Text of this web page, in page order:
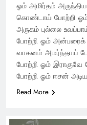
ஓம் அமிர்தம்
கொண்டாய் போற்றி
அருகம் புல்லை
போற்றி ஓம் அன்பரைக்
வாகனம் அமர்ந்தாய்
போற்றி ஓம் இராகுவே
போற்றி ஓம் ஈசன்
Read More